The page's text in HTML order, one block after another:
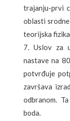
trajanju-prvi
oblasti
teorijska
Uslov za
nastave na
potvrđuje
završava
odbranom.
boda.